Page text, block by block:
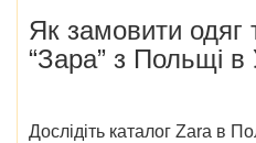
Як замовити одяг
“Зара” з Польщі в
Дослідіть каталог Zara в